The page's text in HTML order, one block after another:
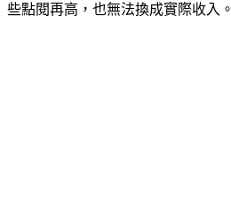
些點閱再高，也無法換成實際收入。